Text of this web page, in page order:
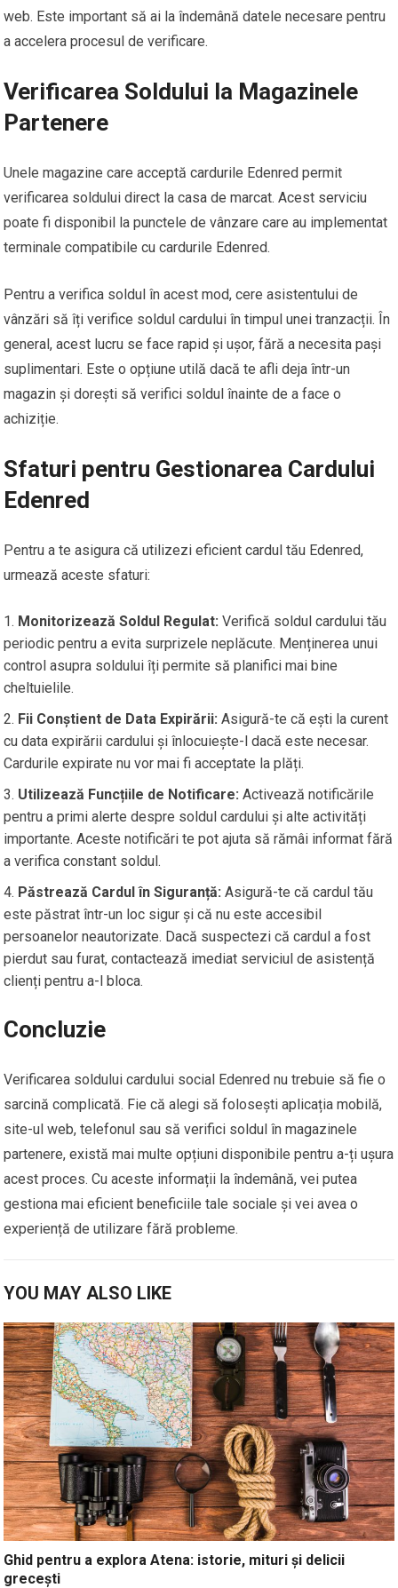
web. Este important să ai la îndemână datele necesare pentru
a accelera procesul de verificare.
Verificarea Soldului la Magazinele
Partenere
Unele magazine care acceptă cardurile Edenred permit
verificarea soldului direct la casa de marcat. Acest serviciu
poate fi disponibil la punctele de vânzare care au implementat
terminale compatibile cu cardurile Edenred.
Pentru a verifica soldul în acest mod, cere asistentului de
vânzări să îți verifice soldul cardului în timpul unei tranzacții. În
general, acest lucru se face rapid și ușor, fără a necesita pași
suplimentari. Este o opțiune utilă dacă te afli deja într-un
magazin și dorești să verifici soldul înainte de a face o
achiziție.
Sfaturi pentru Gestionarea Cardului
Edenred
Pentru a te asigura că utilizezi eficient cardul tău Edenred,
urmează aceste sfaturi:
Monitorizează Soldul Regulat: Verifică soldul cardului tău
periodic pentru a evita surprizele neplăcute. Menținerea unui
control asupra soldului îți permite să planifici mai bine
cheltuielile.
Fii Conștient de Data Expirării: Asigură-te că ești la curent
cu data expirării cardului și înlocuiește-l dacă este necesar.
Cardurile expirate nu vor mai fi acceptate la plăți.
Utilizează Funcțiile de Notificare: Activează notificările
pentru a primi alerte despre soldul cardului și alte activități
importante. Aceste notificări te pot ajuta să rămâi informat fără
a verifica constant soldul.
Păstrează Cardul în Siguranță: Asigură-te că cardul tău
este păstrat într-un loc sigur și că nu este accesibil
persoanelor neautorizate. Dacă suspectezi că cardul a fost
pierdut sau furat, contactează imediat serviciul de asistență
clienți pentru a-l bloca.
Concluzie
Verificarea soldului cardului social Edenred nu trebuie să fie o
sarcină complicată. Fie că alegi să folosești aplicația mobilă,
site-ul web, telefonul sau să verifici soldul în magazinele
partenere, există mai multe opțiuni disponibile pentru a-ți ușura
acest proces. Cu aceste informații la îndemână, vei putea
gestiona mai eficient beneficiile tale sociale și vei avea o
experiență de utilizare fără probleme.
YOU MAY ALSO LIKE
Ghid pentru a explora Atena: istorie, mituri și delicii
grecești